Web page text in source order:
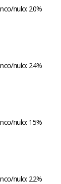
nulo: 20%
nulo: 24%
nulo: 15%
nulo: 22%